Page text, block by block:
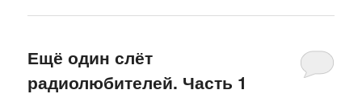
Ещё один слёт
радиолюбителей. Часть 1